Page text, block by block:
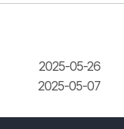
2025-05-26
2025-05-07